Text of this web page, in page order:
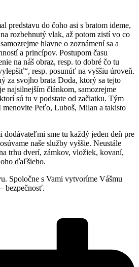
predstavu do čoho asi s bratom ideme,
rozbehnutý vlak, až potom zistí vo co
hlavne o zoznámení sa a
a princípov. Postupom času
na náš obraz, resp. to dobré čo tu
resp. posunúť na vyššiu úroveň.
za svojho brata Doda, ktorý sa tejto
najsilnejším článkom, samozrejme
sú tu v podstate od začiatku. Tým
Peťo, Luboš, Milan a takisto
dodávateľmi sme tu každý jeden deň pre
naše služby vyššie. Neustále
trhu dverí, zámkov, vložiek, kovaní,
ďaľšieho.
Spoločne s Vami vytvoríme Vášmu
bezpečnosť.